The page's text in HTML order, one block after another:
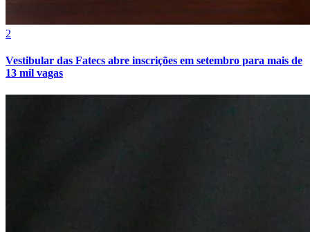
2
Vestibular das Fatecs abre inscrições em setembro para mais de
13 mil vagas